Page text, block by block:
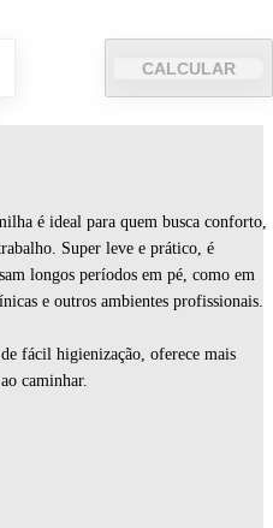
CALCULAR
é ideal para quem busca conforto,
Super leve e prático, é
longos períodos em pé, como em
e outros ambientes profissionais.
fácil higienização, oferece mais
caminhar.